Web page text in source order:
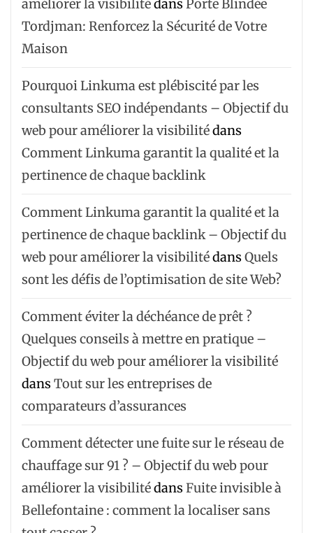
améliorer la visibilitédans Porte Blindée
Tordjman: Renforcez la Sécurité de Votre
Maison
Pourquoi Linkuma est plébiscité par les
consultants SEO indépendants – Objectif du
web pour améliorer la visibilitédans
Comment Linkuma garantit la qualité et la
pertinence de chaque backlink
Comment Linkuma garantit la qualité et la
pertinence de chaque backlink – Objectif du
web pour améliorer la visibilitédans Quels
sont les défis de l’optimisation de site Web?
Comment éviter la déchéance de prêt ?
Quelques conseils à mettre en pratique –
Objectif du web pour améliorer la visibilité
dans Tout sur les entreprises de
comparateurs d’assurances
Comment détecter une fuite sur le réseau de
chauffage sur 91 ? – Objectif du web pour
améliorer la visibilitédans Fuite invisible à
Bellefontaine : comment la localiser sans